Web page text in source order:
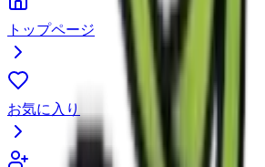
トップページ
お気に入り